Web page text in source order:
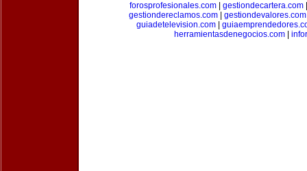
forosprofesionales.com
gestiondecartera.com
gestiondereclamos.com| gestiondevalores.com
guiadetelevision.com
herramientasdenegocios.com